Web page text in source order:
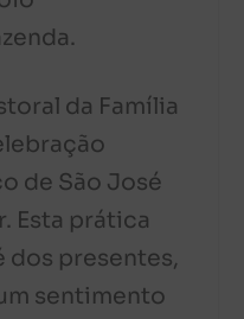
da Família
de São José
Esta prática
dos presentes,
sentimento